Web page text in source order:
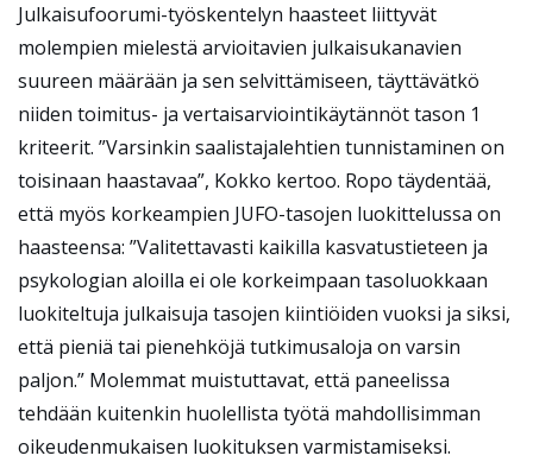
Julkaisufoorumi-työskentelyn haasteet liittyvät
molempien mielestä arvioitavien julkaisukanavien
suureen määrään ja sen selvittämiseen, täyttävätkö
niiden toimitus- ja vertaisarviointikäytännöt tason 1
kriteerit. ”Varsinkin saalistajalehtien tunnistaminen on
toisinaan haastavaa”, Kokko kertoo. Ropo täydentää,
että myös korkeampien JUFO-tasojen luokittelussa on
haasteensa: ”Valitettavasti kaikilla kasvatustieteen ja
psykologian aloilla ei ole korkeimpaan tasoluokkaan
luokiteltuja julkaisuja tasojen kiintiöiden vuoksi ja siksi,
että pieniä tai pienehköjä tutkimusaloja on varsin
paljon.” Molemmat muistuttavat, että paneelissa
tehdään kuitenkin huolellista työtä mahdollisimman
oikeudenmukaisen luokituksen varmistamiseksi.